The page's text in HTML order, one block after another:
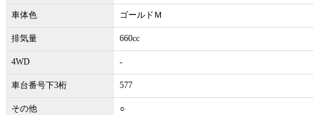
車体色 ゴールドＭ
排気量 660cc
4WD -
車台番号下3桁 577
その他 ○